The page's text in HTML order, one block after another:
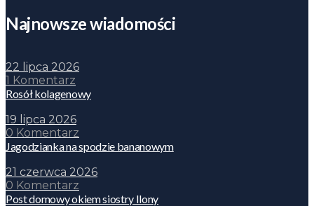
Najnowsze wiadomości
22 lipca 2026
1 Komentarz
Rosół kolagenowy
19 lipca 2026
0 Komentarz
Jagodzianka na spodzie bananowym
21 czerwca 2026
0 Komentarz
Post domowy okiem siostry Ilony